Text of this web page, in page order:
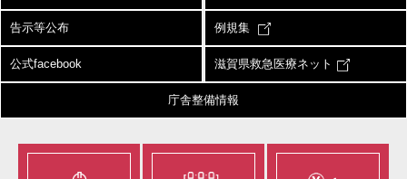
告示等公布 例規集
公式facebook 滋賀県救急医療ネット
庁舎整備情報